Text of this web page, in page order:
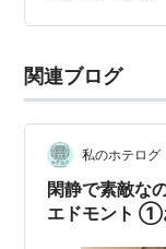
ポ」
o/i…
関連ブログ
私のホテログ
閑静で素敵な
エドモント ①